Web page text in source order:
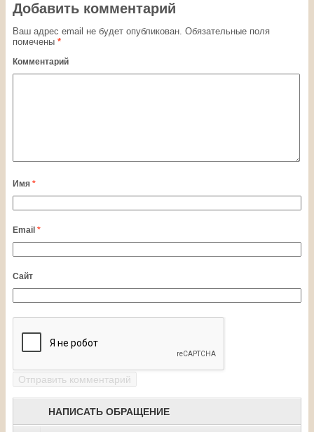
Добавить комментарий
Ваш адрес email не будет опубликован. Обязательные поля
помечены *
Комментарий
Имя *
Email *
Сайт
НАПИСАТЬ ОБРАЩЕНИЕ